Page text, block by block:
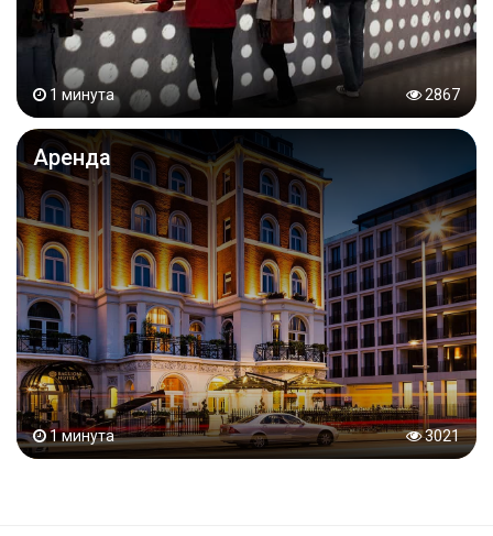
1 минута 2867
1 минута 3021
Аренда